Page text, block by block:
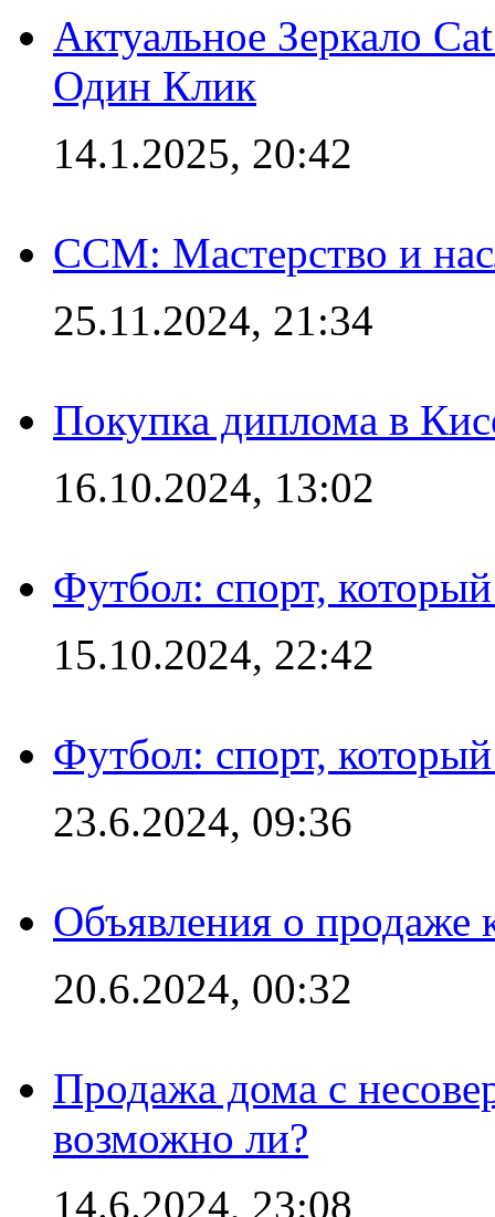
Актуальное Зеркало
Один Клик
14.1.2025, 20:42
CCM: Мастерство и
25.11.2024, 21:34
Покупка диплома в
16.10.2024, 13:02
Футбол: спорт,
15.10.2024, 22:42
Футбол: спорт,
23.6.2024, 09:36
Объявления о продаже
20.6.2024, 00:32
Продажа дома с
возможно ли?
14.6.2024, 23:08